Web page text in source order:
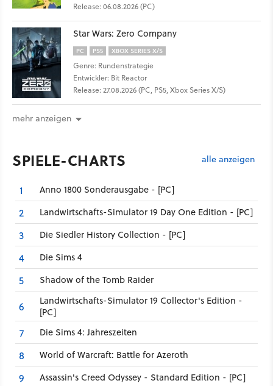
Release: 06.08.2026 (PC)
Star Wars: Zero Company
PC PS5 XBOX SERIES X/S
Genre: Rundenstrategie
Entwickler: Bit Reactor
Release: 27.08.2026 (PC, PS5, Xbox Series X/S)
mehr anzeigen
SPIELE-CHARTS alle anzeigen
1 Anno 1800 Sonderausgabe - [PC]
2 Landwirtschafts-Simulator 19 Day One Edition - [PC]
3 Die Siedler History Collection - [PC]
4 Die Sims 4
5 Shadow of the Tomb Raider
6
Landwirtschafts-Simulator 19 Collector's Edition -
[PC]
7 Die Sims 4: Jahreszeiten
8 World of Warcraft: Battle for Azeroth
9 Assassin's Creed Odyssey - Standard Edition - [PC]